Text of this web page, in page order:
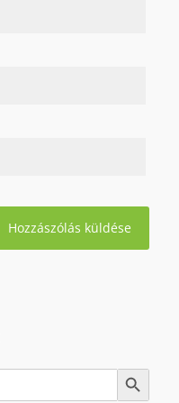
Search Button